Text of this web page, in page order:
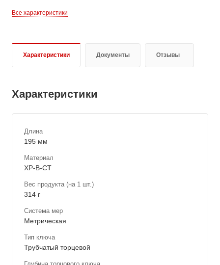
Все характеристики
Характеристики Документы Отзывы
Характеристики
Длина
195 мм
Материал
ХР-В-СТ
Вес продукта (на 1 шт.)
314 г
Система мер
Метрическая
Тип ключа
Трубчатый торцевой